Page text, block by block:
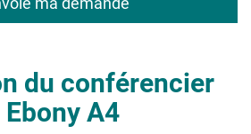
du conférencier
A4